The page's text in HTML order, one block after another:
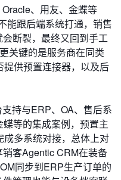
、用友、金蝶等
能跟后端系统打通，销售
断裂，最终又回到手工
关键的是服务商在同类
供预置连接器，以及后
持与ERP、OA、售后系
等的集成案例，预置主
多系统对接，总体上对
客Agentic CRM在装备
同步到ERP生产订单的